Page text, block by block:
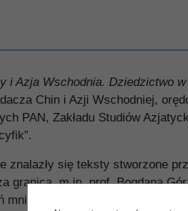
i Azja Wschodnia. Dziedzictwo
Chin i Azji Wschodniej,
PAN, Zakładu Studiów
znalazły się teksty stworzone
granicą, m.in. prof. Bogdana
mniej znanych i niemających